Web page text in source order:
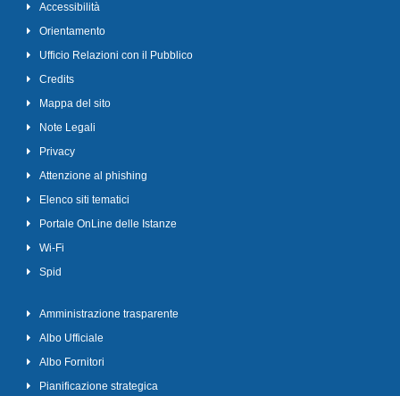
Accessibilità
Orientamento
Ufficio Relazioni con il Pubblico
Credits
Mappa del sito
Note Legali
Privacy
Attenzione al phishing
Elenco siti tematici
Portale OnLine delle Istanze
Wi-Fi
Spid
Amministrazione trasparente
Albo Ufficiale
Albo Fornitori
Pianificazione strategica